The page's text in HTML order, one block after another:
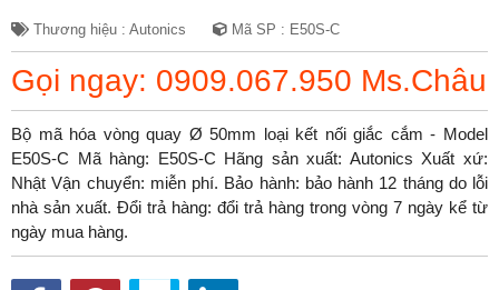
Thương hiệu : Autonics Mã SP : E50S-C
Gọi ngay: 0909.067.950 Ms.Châu
Bộ mã hóa vòng quay Ø 50mm loại kết nối giắc cắm - Model
E50S-C Mã hàng: E50S-C Hãng sản xuất: Autonics Xuất xứ:
Nhật Vận chuyển: miễn phí. Bảo hành: bảo hành 12 tháng do lỗi
nhà sản xuất. Đổi trả hàng: đổi trả hàng trong vòng 7 ngày kể từ
ngày mua hàng.